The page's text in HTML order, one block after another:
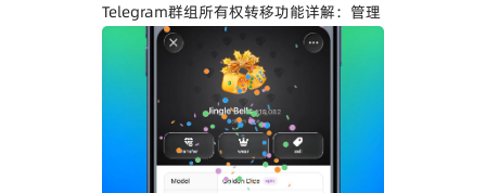
Telegram群组所有权转移功能详解：管理
员交接与社区管理更灵活